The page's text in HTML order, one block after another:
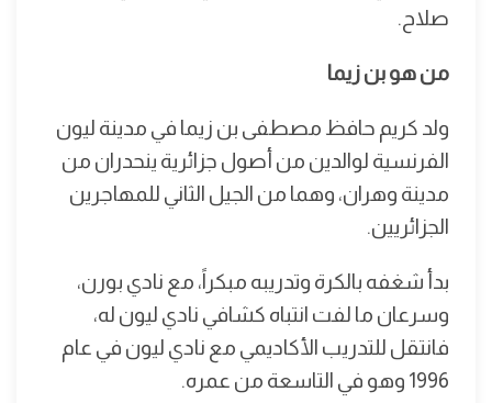
صلاح.
من هو بن زيما
ولد كريم حافظ مصطفى بن زيما في مدينة ليون
الفرنسية لوالدين من أصول جزائرية ينحدران من
مدينة وهران، وهما من الجيل الثاني للمهاجرين
الجزائريين.
بدأ شغفه بالكرة وتدريبه مبكراً، مع نادي بورن،
وسرعان ما لفت انتباه كشافي نادي ليون له،
فانتقل للتدريب الأكاديمي مع نادي ليون في عام
1996 وهو في التاسعة من عمره.